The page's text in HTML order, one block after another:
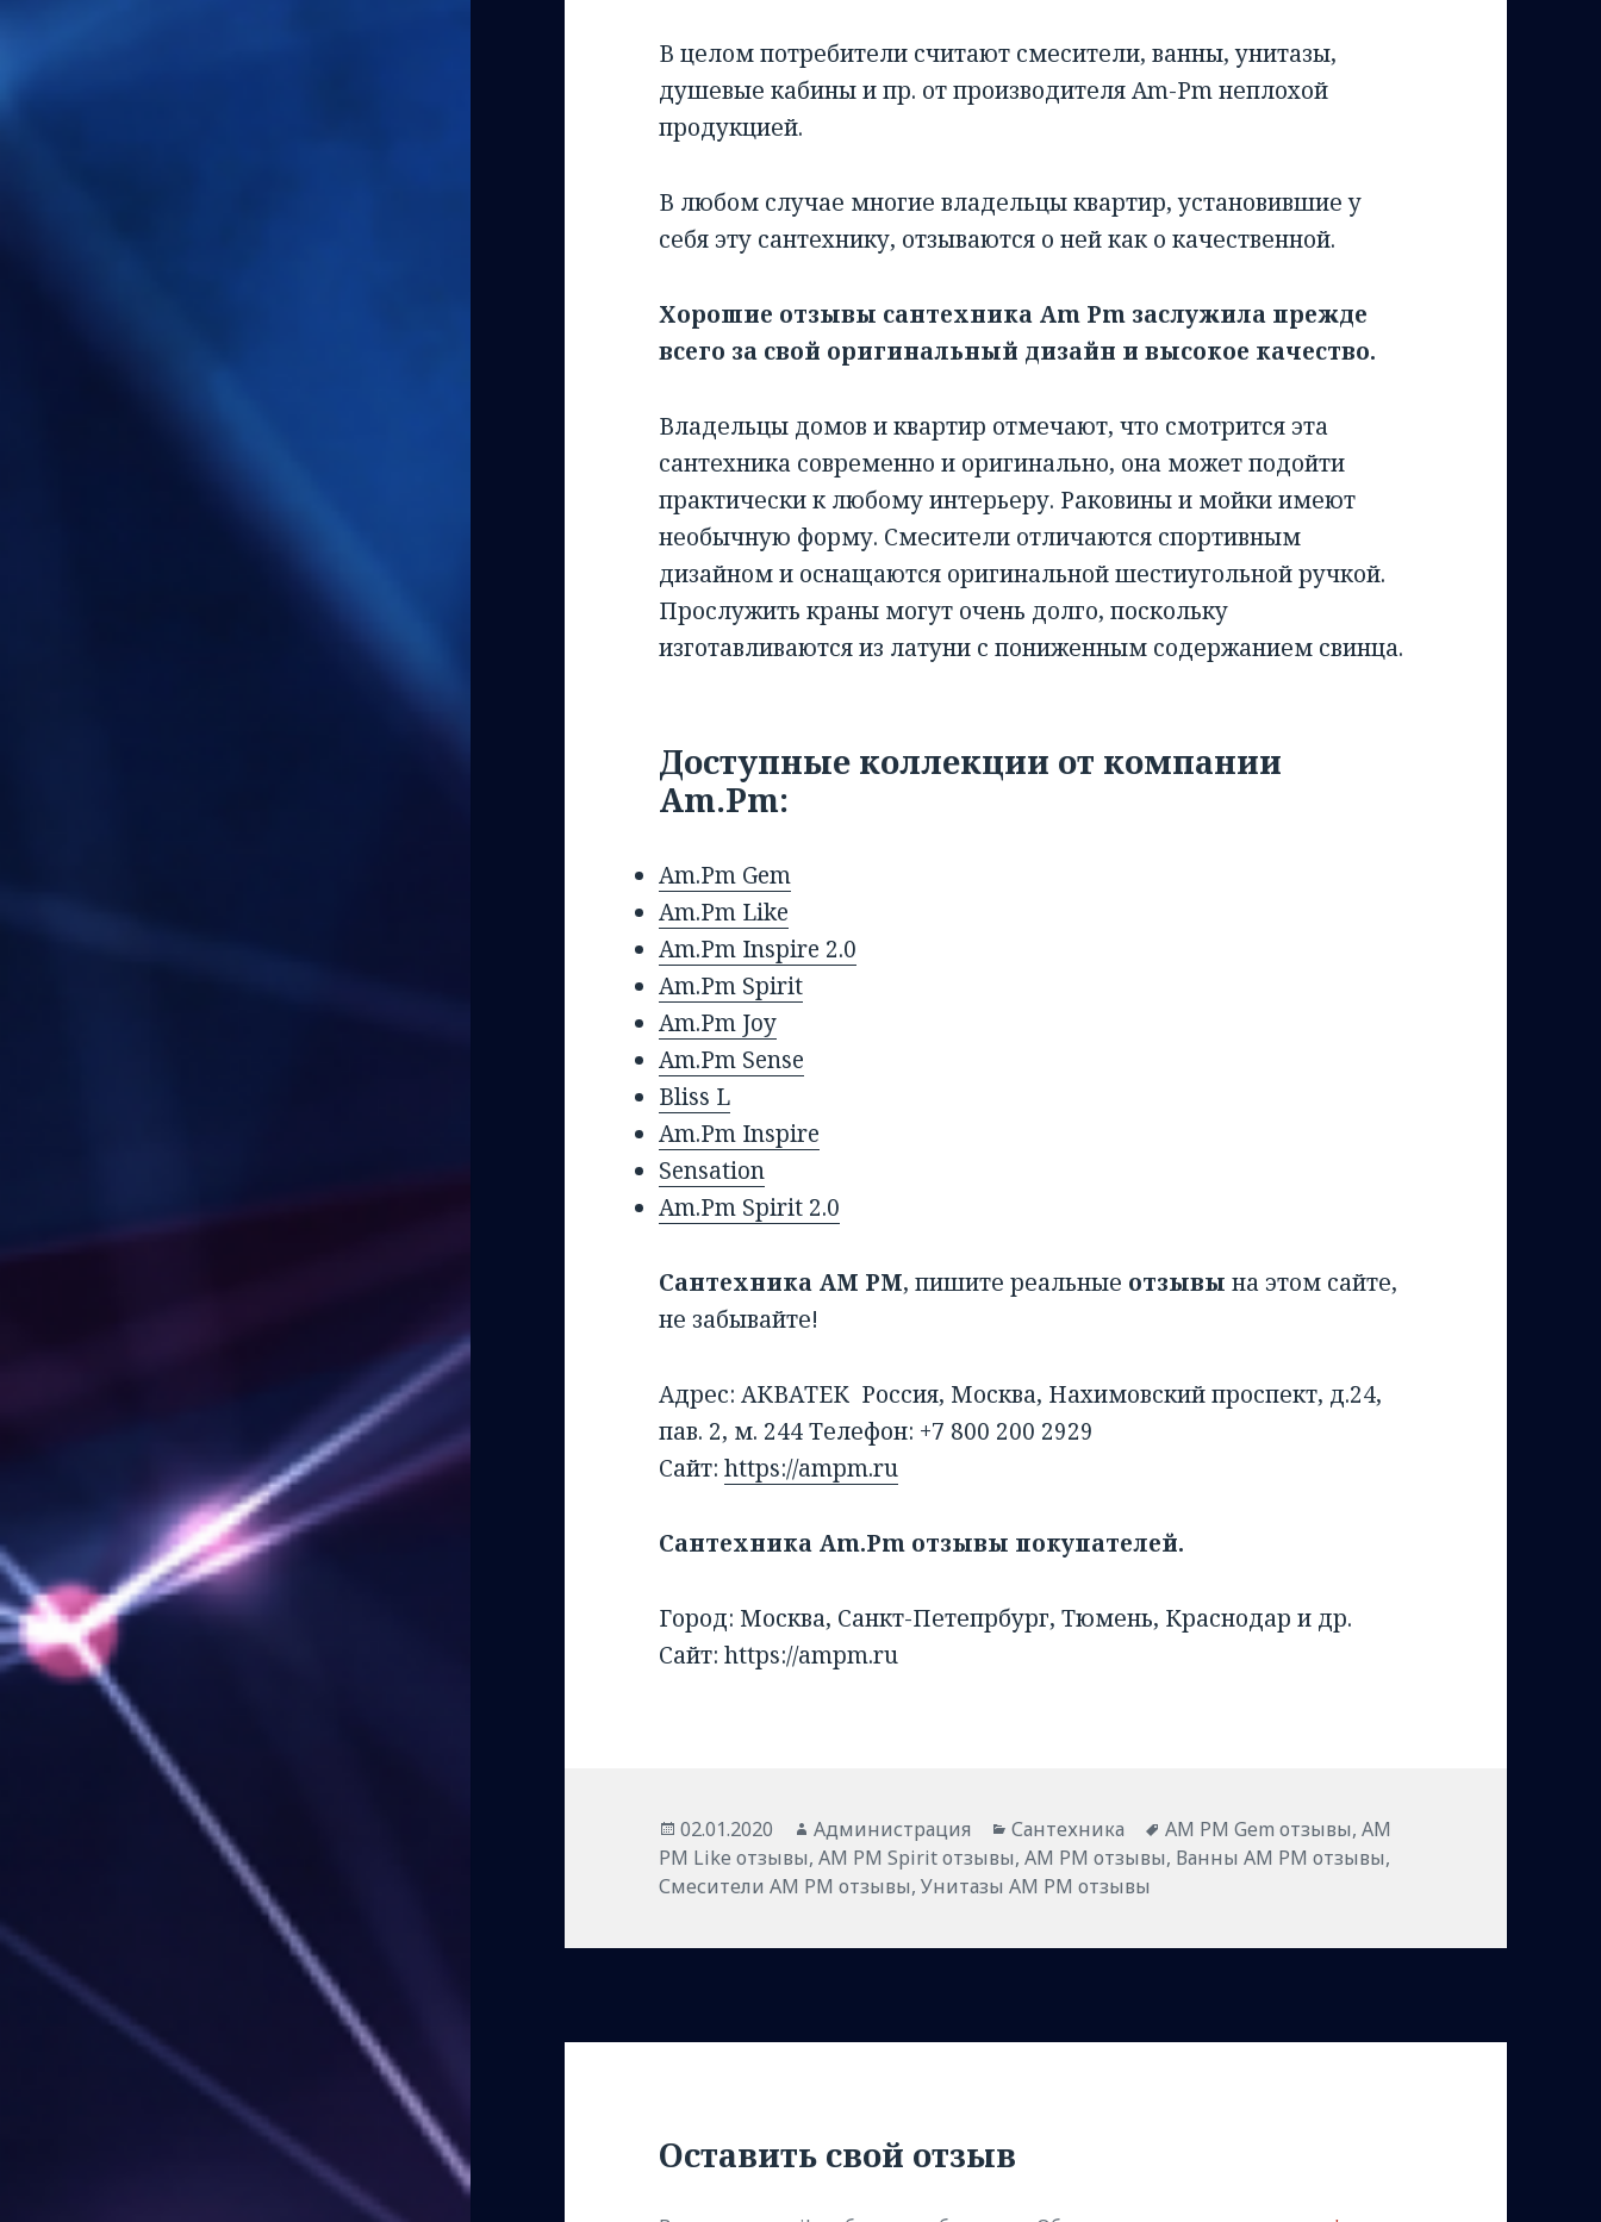
В целом потребители считают смесители, ванны, унитазы,
душевые кабины и пр. от производителя Am-Pm неплохой
продукцией.
В любом случае многие владельцы квартир, установившие у
себя эту сантехнику, отзываются о ней как о качественной.
Хорошие отзывы сантехника Am Pm заслужила прежде
всего за свой оригинальный дизайн и высокое качество.
Владельцы домов и квартир отмечают, что смотрится эта
сантехника современно и оригинально, она может подойти
практически к любому интерьеру. Раковины и мойки имеют
необычную форму. Смесители отличаются спортивным
дизайном и оснащаются оригинальной шестиугольной ручкой.
Прослужить краны могут очень долго, поскольку
изготавливаются из латуни с пониженным содержанием свинца.
Доступные коллекции от компании
Am.Pm:
Am.Pm Gem
Am.Pm Like
Am.Pm Inspire 2.0
Am.Pm Spirit
Am.Pm Joy
Am.Pm Sense
Bliss L
Am.Pm Inspire
Sensation
Am.Pm Spirit 2.0
Сантехника AM PM, пишите реальные отзывына этом сайте,
не забывайте!
Адрес: АКВАТЕК Россия, Москва, Нахимовский проспект, д.24,
пав. 2, м. 244 Телефон: +7 800 200 2929
Сайт:https://ampm.ru
Сантехника Am.Pm отзывы покупателей.
Город: Москва, Санкт-Петепрбург, Тюмень, Краснодар и др.
Сайт: https://ampm.ru
Опубликовано
02.01.2020 Автор
Администрация Рубрики
Сантехника Метки
AM PM Gem отзывы,AM
PM Like отзывы,AM PM Spirit отзывы,AM PM отзывы, Ванны AM PM отзывы,
Смесители AM PM отзывы,Унитазы AM PM отзывы
Оставить свой отзыв